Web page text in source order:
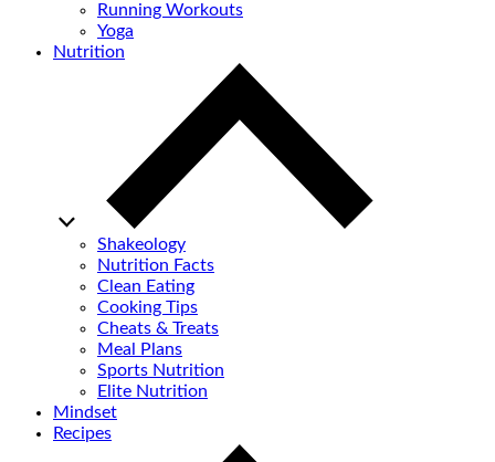
Running Workouts
Yoga
Nutrition
Shakeology
Nutrition Facts
Clean Eating
Cooking Tips
Cheats & Treats
Meal Plans
Sports Nutrition
Elite Nutrition
Mindset
Recipes